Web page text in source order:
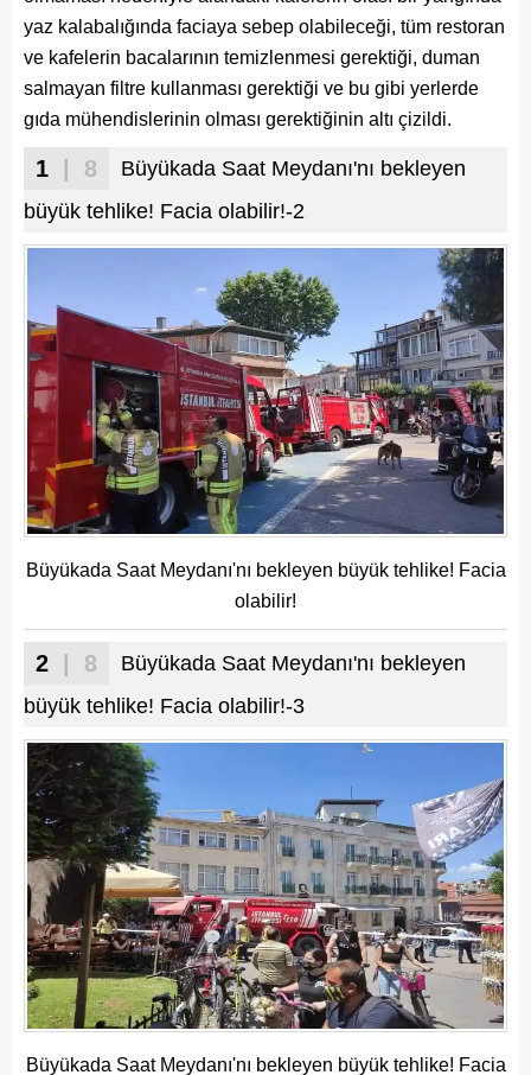
yaz kalabalığında faciaya sebep olabileceği, tüm restoran
ve kafelerin bacalarının temizlenmesi gerektiği, duman
salmayan filtre kullanması gerektiği ve bu gibi yerlerde
gıda mühendislerinin olması gerektiğinin altı çizildi.
1 | 8
Büyükada Saat Meydanı'nı bekleyen
büyük tehlike! Facia olabilir!-2
Büyükada Saat Meydanı'nı bekleyen büyük tehlike! Facia
olabilir!
2 | 8
Büyükada Saat Meydanı'nı bekleyen
büyük tehlike! Facia olabilir!-3
Büyükada Saat Meydanı'nı bekleyen büyük tehlike! Facia